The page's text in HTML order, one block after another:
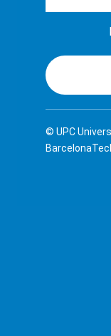
© UPC